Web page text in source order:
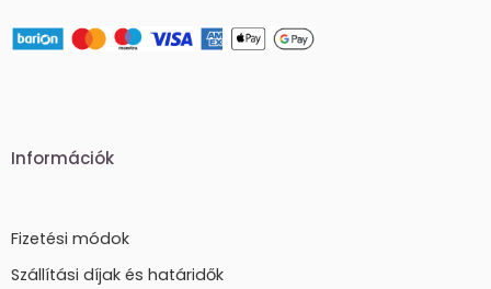
Információk
Fizetési módok
Szállítási díjak és határidők